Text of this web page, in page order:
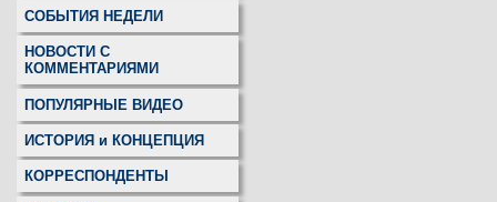
СОБЫТИЯ НЕДЕЛИ
НОВОСТИ С
КОММЕНТАРИЯМИ
ПОПУЛЯРНЫЕ ВИДЕО
ИСТОРИЯ и КОНЦЕПЦИЯ
КОРРЕСПОНДЕНТЫ